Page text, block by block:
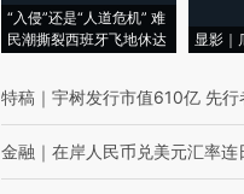
“入侵”还是“人道危机” 难
民潮撕裂西班牙飞地休达
显影｜
特稿 ｜ 宇树发行市值610亿 先
金融 ｜ 在岸人民币兑美元汇率